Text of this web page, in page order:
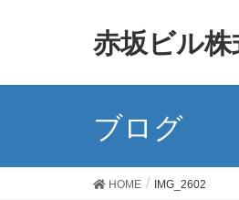
赤坂ビル株
ブログ
HOME IMG_2602